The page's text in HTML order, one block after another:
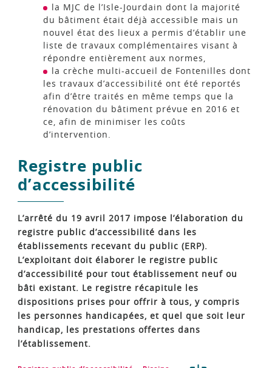
la MJC de l’Isle-Jourdain dont la majorité
du bâtiment était déjà accessible mais un
nouvel état des lieux a permis d’établir une
liste de travaux complémentaires visant à
répondre entièrement aux normes,
la crèche multi-accueil de Fontenilles dont
les travaux d’accessibilité ont été reportés
afin d’être traités en même temps que la
rénovation du bâtiment prévue en 2016 et
ce, afin de minimiser les coûts
d’intervention.
Registre public
d’accessibilité
L’arrêté du 19 avril 2017 impose l’élaboration du
registre public d’accessibilité dans les
établissements recevant du public (ERP).
L’exploitant doit élaborer le registre public
d’accessibilité pour tout établissement neuf ou
bâti existant. Le registre récapitule les
dispositions prises pour offrir à tous, y compris
les personnes handicapées, et quel que soit leur
handicap, les prestations offertes dans
l’établissement.